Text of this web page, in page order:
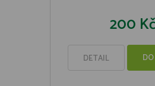
200 Kč
DETAIL